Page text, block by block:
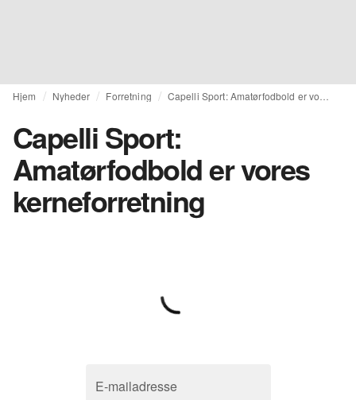
Hjem Nyheder Forretning
Capelli Sport:
Amatørfodbold er vores
kerneforretning
E-mailadresse